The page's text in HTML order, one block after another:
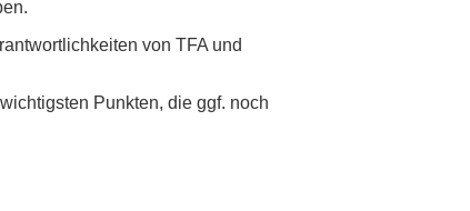
von TFA und
Punkten, die ggf. noch